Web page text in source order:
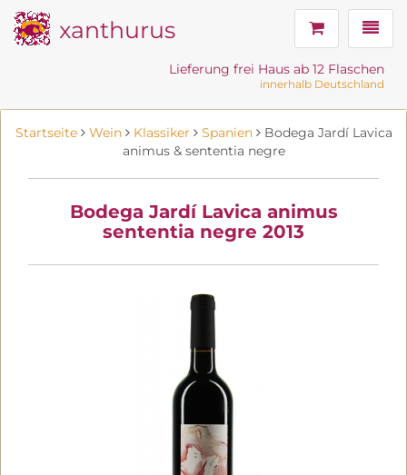
xanthurus
Lieferung frei Haus ab 12 Flaschen
innerhalb Deutschland
Startseite Wein Klassiker Spanien Bodega Jardí Lavica
animus & sententia negre
Bodega Jardí Lavica animus
sententia negre 2013